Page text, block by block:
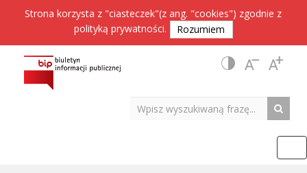
Strona korzysta z "ciasteczek"(z ang. "cookies") zgodnie z
polityką prywatności. Rozumiem